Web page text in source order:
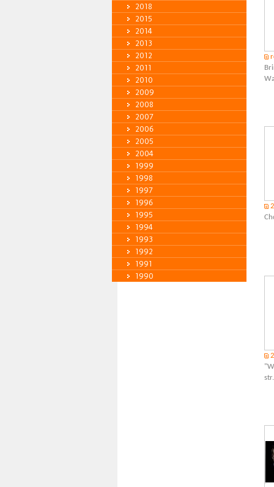
2018
2015
2014
2013
2012
2011
2010
2009
2008
2007
2006
2005
2004
1999
1998
1997
1996
1995
1994
1993
1992
1991
1990